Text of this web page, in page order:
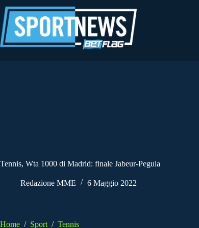
al
contenuto
Tennis, Wta 1000 di Madrid: finale Jabeur-Pegula
Redazione MME 6 Maggio 2022
Home / Sport / Tennis